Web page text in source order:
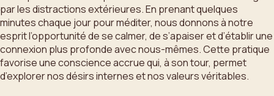
par les distractions extérieures. En prenant quelques
minutes chaque jour pour méditer, nous donnons à notre
esprit l’opportunité de se calmer, de s’apaiser et d’établir une
connexion plus profonde avec nous-mêmes. Cette pratique
favorise une conscience accrue qui, à son tour, permet
d’explorer nos désirs internes et nos valeurs véritables.